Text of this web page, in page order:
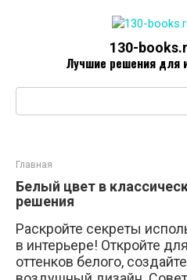
130-
Лучшие решения для
Главная
Белый цвет в
решения
Раскройте секреты
в интерьере! Откройте
оттенков белого,